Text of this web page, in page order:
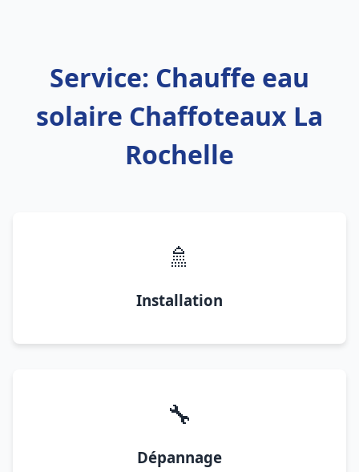
Service: Chauffe eau
solaire Chaffoteaux La
Rochelle
🚿
Installation
🔧
Dépannage